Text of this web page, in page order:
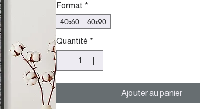
Format *
40x60
60x90
Quantité *
Ajouter au panier